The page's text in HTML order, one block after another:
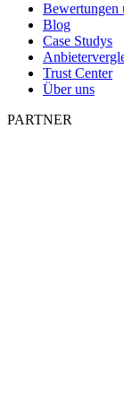
Bewertungen
Blog
Case Studys
Trust Center
Über uns
PARTNER